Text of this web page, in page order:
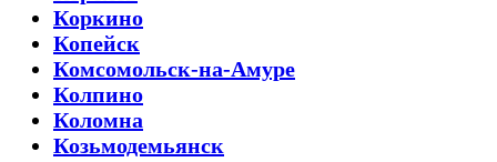
Коркино
Копейск
Комсомольск-на-Амуре
Колпино
Коломна
Козьмодемьянск